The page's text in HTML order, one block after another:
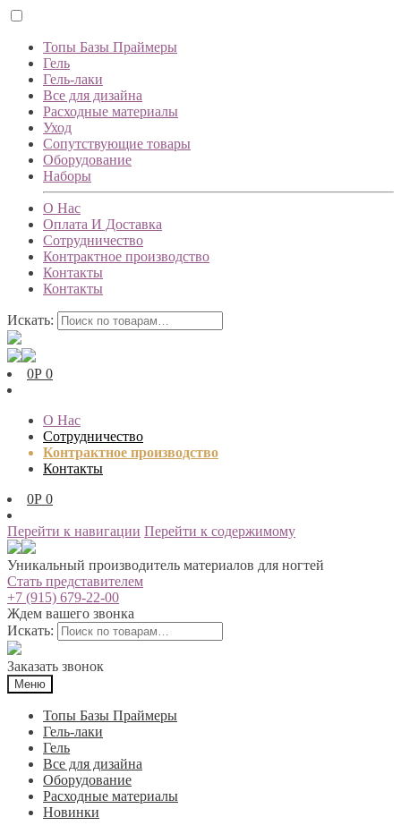
Топы Базы Праймеры
Гель
Гель-лаки
Все для дизайна
Расходные материалы
Уход
Сопутствующие товары
Оборудование
Наборы
О Нас
Оплата И Доставка
Сотрудничество
Контрактное производство
Контакты
Контакты
Искать:
0Р 0
О Нас
Сотрудничество
Контрактное производство
Контакты
0Р 0
Перейти к навигации Перейти к содержимому
Уникальный производитель материалов для ногтей
Стать представителем
+7 (915) 679-22-00
Ждем вашего звонка
Искать:
Заказать звонок
Меню
Топы Базы Праймеры
Гель-лаки
Гель
Все для дизайна
Оборудование
Расходные материалы
Новинки